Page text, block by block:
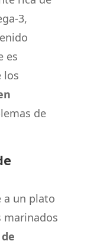
3,
es
los
de
a un plato
marinados